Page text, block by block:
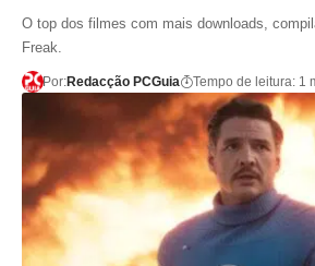
O top dos filmes com mais downloads,
Freak.
Por:Redacção PCGuia Tempo de leitura: 1